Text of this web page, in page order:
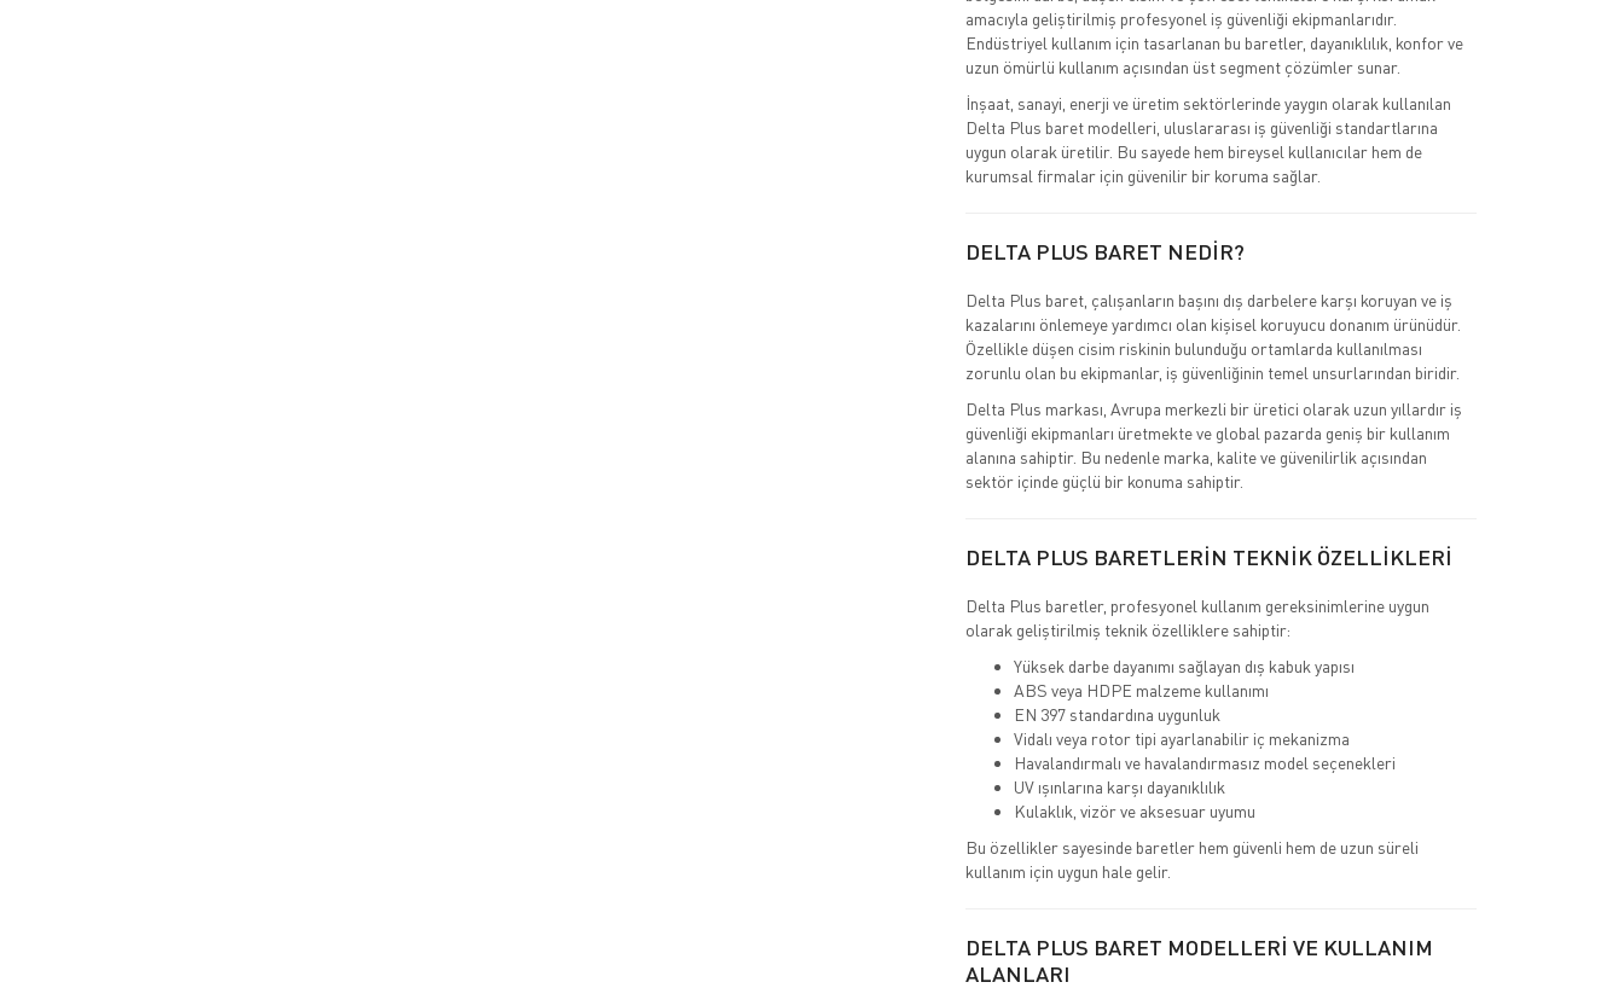
amacıyla geliştirilmiş profesyonel iş güvenliği ekipmanlarıdır.
Endüstriyel kullanım için tasarlanan bu baretler, dayanıklılık, konfor ve
uzun ömürlü kullanım açısından üst segment çözümler sunar.
İnşaat, sanayi, enerji ve üretim sektörlerinde yaygın olarak kullanılan
Delta Plus baret modelleri, uluslararası iş güvenliği standartlarına
uygun olarak üretilir. Bu sayede hem bireysel kullanıcılar hem de
kurumsal firmalar için güvenilir bir koruma sağlar.
DELTA PLUS BARET NEDİR?
Delta Plus baret, çalışanların başını dış darbelere karşı koruyan ve iş
kazalarını önlemeye yardımcı olan kişisel koruyucu donanım ürünüdür.
Özellikle düşen cisim riskinin bulunduğu ortamlarda kullanılması
zorunlu olan bu ekipmanlar, iş güvenliğinin temel unsurlarından biridir.
Delta Plus markası, Avrupa merkezli bir üretici olarak uzun yıllardır iş
güvenliği ekipmanları üretmekte ve global pazarda geniş bir kullanım
alanına sahiptir. Bu nedenle marka, kalite ve güvenilirlik açısından
sektör içinde güçlü bir konuma sahiptir.
DELTA PLUS BARETLERİN TEKNİK ÖZELLİKLERİ
Delta Plus baretler, profesyonel kullanım gereksinimlerine uygun
olarak geliştirilmiş teknik özelliklere sahiptir:
Yüksek darbe dayanımı sağlayan dış kabuk yapısı
ABS veya HDPE malzeme kullanımı
EN 397 standardına uygunluk
Vidalı veya rotor tipi ayarlanabilir iç mekanizma
Havalandırmalı ve havalandırmasız model seçenekleri
UV ışınlarına karşı dayanıklılık
Kulaklık, vizör ve aksesuar uyumu
Bu özellikler sayesinde baretler hem güvenli hem de uzun süreli
kullanım için uygun hale gelir.
DELTA PLUS BARET MODELLERİ VE KULLANIM
ALANLARI